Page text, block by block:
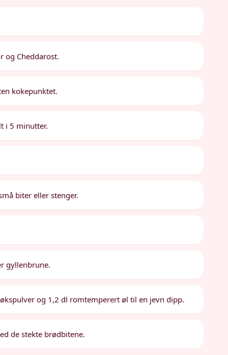
og Cheddarost.
kokepunktet.
i 5 minutter.
biter eller stenger.
gyllenbrune.
og 1,2 dl romtemperert øl til en jevn dipp.
de stekte brødbitene.